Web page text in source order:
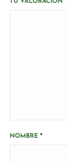
NOMBRE *